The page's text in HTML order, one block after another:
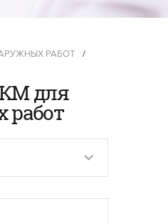
РАБОТ
/
для
работ